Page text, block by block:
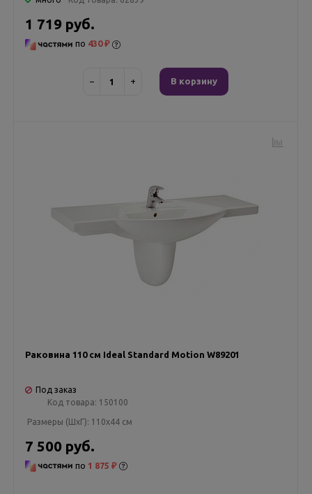
1 719 руб.
по 430 ₽
− + В корзину
Раковина 110 см Ideal Standard Motion W89201
Под заказ
Код товара: 150100
Размеры (ШxГ): 110x44 см
7 500 руб.
по 1 875 ₽